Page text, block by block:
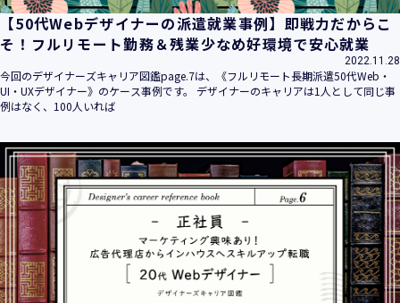
【50代Webデザイナーの派遣就業事例】即戦力だからこ
そ！フルリモート勤務＆残業少なめ好環境で安心就業
2022.11.28
今回のデザイナーズキャリア図鑑page.7は、《フルリモート長期派遣50代Web・
UI・UXデザイナー》のケース事例です。 デザイナーのキャリアは1人として同じ事
例はなく、100人いれば